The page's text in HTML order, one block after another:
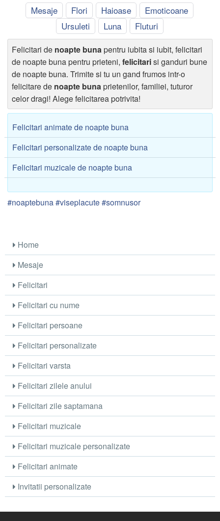
Mesaje Flori Haioase
Emoticoane
Ursuleti
Luna Fluturi
Felicitari de noapte bunapentru iubita si iubit, felicitari
de noapte buna pentru prieteni, felicitarisi ganduri bune
de noapte buna. Trimite si tu un gand frumos intr-o
felicitare de noapte bunaprietenilor, familiei, tuturor
celor dragi! Alege felicitarea potrivita!
Felicitari animate de noapte buna
Felicitari personalizate de noapte buna
Felicitari muzicale de noapte buna
#noaptebuna #viseplacute #somnusor
Home
Mesaje
Felicitari
Felicitari cu nume
Felicitari persoane
Felicitari personalizate
Felicitari varsta
Felicitari zilele anului
Felicitari zile saptamana
Felicitari muzicale
Felicitari muzicale personalizate
Felicitari animate
Invitatii personalizate